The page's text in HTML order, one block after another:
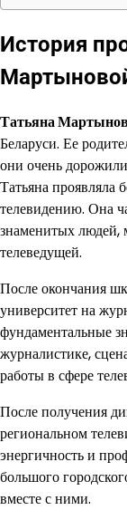
История
Татьяна
Беларуси. Ее
они очень
Татьяна проявляла
телевидению. Она
знаменитых людей,
телеведущей.
После окончания
университет на
фундаментальные
журналистике,
работы в сфере
После получения
региональном
энергичность и
большого
вместе с ними.